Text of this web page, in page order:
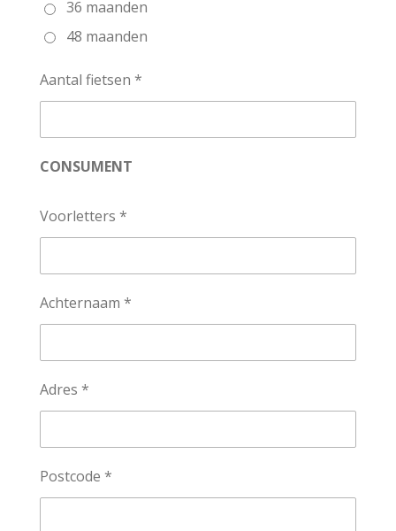
36 maanden
48 maanden
Aantal fietsen *
CONSUMENT
Voorletters *
Achternaam *
Adres *
Postcode *